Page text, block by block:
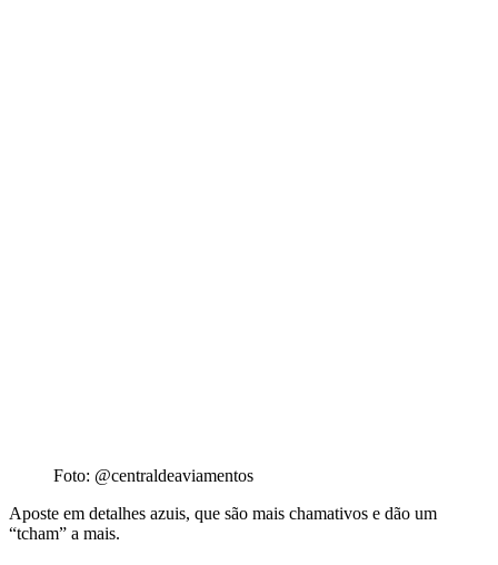
Foto: @centraldeaviamentos
Aposte em detalhes azuis, que são mais chamativos e dão um
“tcham” a mais.